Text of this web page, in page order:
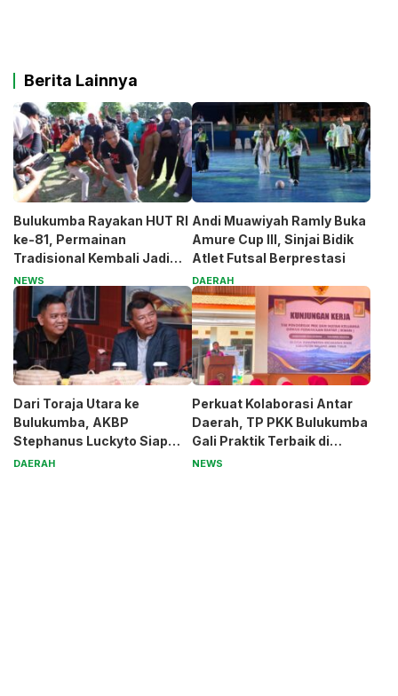
Berita Lainnya
Bulukumba Rayakan HUT RI
ke-81, Permainan
Tradisional Kembali Jadi
Magnet
NEWS
Andi Muawiyah Ramly Buka
Amure Cup III, Sinjai Bidik
Atlet Futsal Berprestasi
DAERAH
Dari Toraja Utara ke
Bulukumba, AKBP
Stephanus Luckyto Siap
Jaga Kamtibmas
DAERAH
Perkuat Kolaborasi Antar
Daerah, TP PKK Bulukumba
Gali Praktik Terbaik di
Kabupaten Malang
NEWS